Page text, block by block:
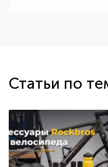
Статьи по